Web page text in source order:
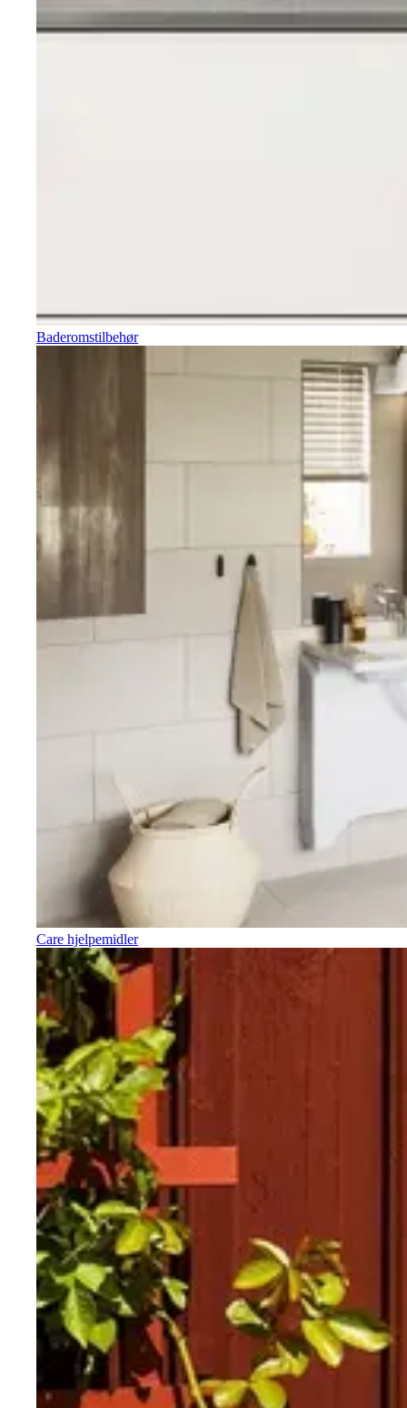
Baderomstilbehør
Care hjelpemidler